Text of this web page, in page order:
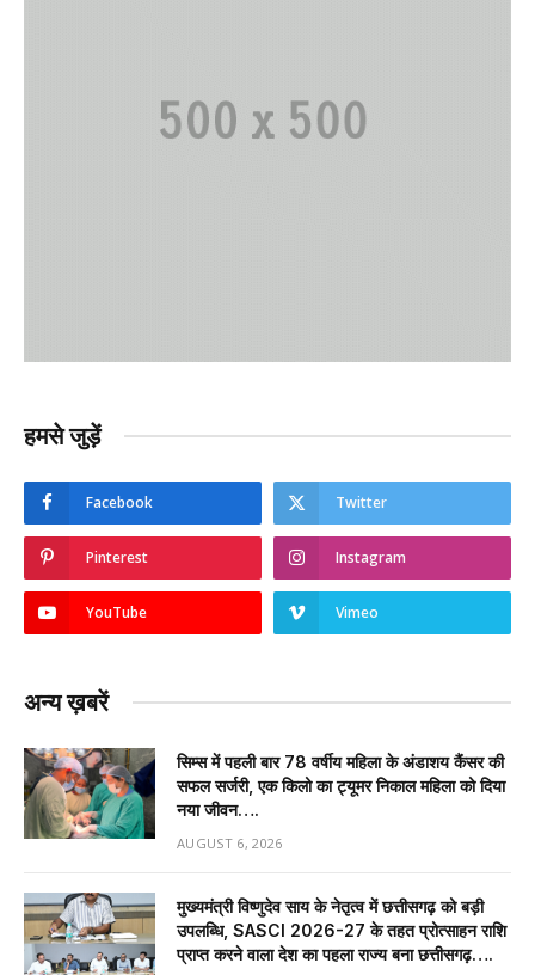
हमसे जुड़ें
Facebook Twitter
Pinterest Instagram
YouTube Vimeo
अन्य ख़बरें
सिम्स में पहली बार 78 वर्षीय महिला के अंडाशय कैंसर की
सफल सर्जरी, एक किलो का ट्यूमर निकाल महिला को दिया
नया जीवन….
AUGUST 6, 2026
मुख्यमंत्री विष्णुदेव साय के नेतृत्व में छत्तीसगढ़ को बड़ी
उपलब्धि, SASCI 2026-27 के तहत प्रोत्साहन राशि
प्राप्त करने वाला देश का पहला राज्य बना छत्तीसगढ़….